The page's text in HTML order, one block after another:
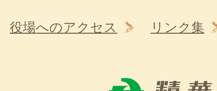
役場へのアクセス リンク集